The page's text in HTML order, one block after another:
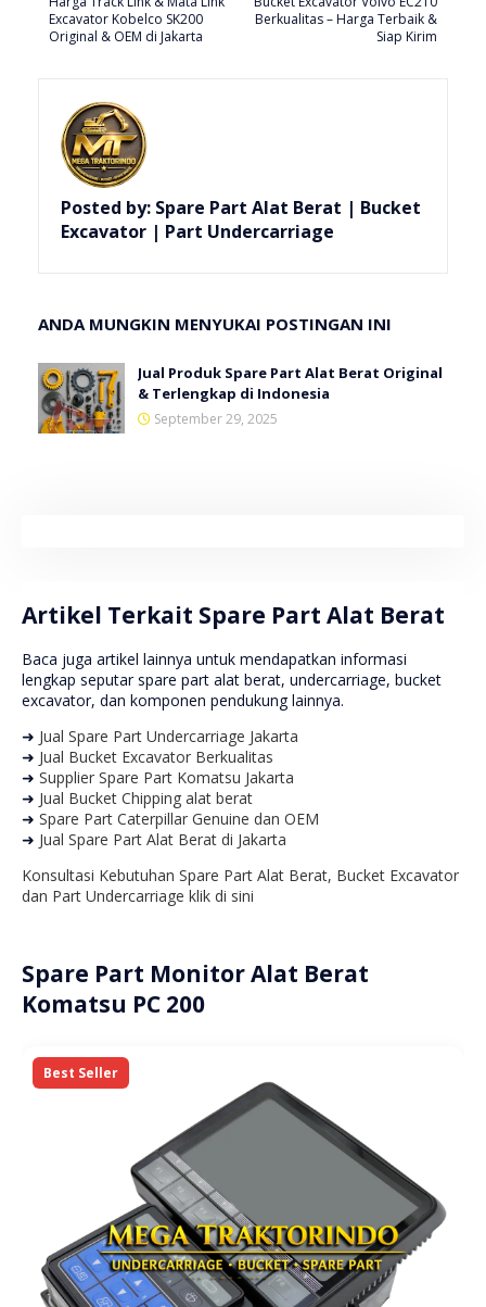
Berkualitas – Harga Terbaik &
Siap Kirim
Excavator Kobelco SK200
Original & OEM di Jakarta
Posted by: Spare Part Alat Berat | Bucket
Excavator | Part Undercarriage
ANDA MUNGKIN MENYUKAI POSTINGAN INI
Jual Produk Spare Part Alat Berat Original
& Terlengkap di Indonesia
September 29, 2025
Artikel Terkait Spare Part Alat Berat
Baca juga artikel lainnya untuk mendapatkan informasi
lengkap seputar spare part alat berat, undercarriage, bucket
excavator, dan komponen pendukung lainnya.
➜ Jual Spare Part Undercarriage Jakarta
➜ Jual Bucket Excavator Berkualitas
➜ Supplier Spare Part Komatsu Jakarta
➜ Jual Bucket Chipping alat berat
➜ Spare Part Caterpillar Genuine dan OEM
➜ Jual Spare Part Alat Berat di Jakarta
Konsultasi Kebutuhan Spare Part Alat Berat, Bucket Excavator
dan Part Undercarriage klik di sini
Spare Part Monitor Alat Berat
Komatsu PC 200
Best Seller